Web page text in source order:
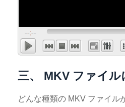
三、 MKV ファイ
どんな種類の MKV ファイル